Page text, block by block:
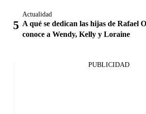
Actualidad
A qué se dedican las hijas de Rafael
conoce a Wendy, Kelly y Loraine
PUBLICIDAD